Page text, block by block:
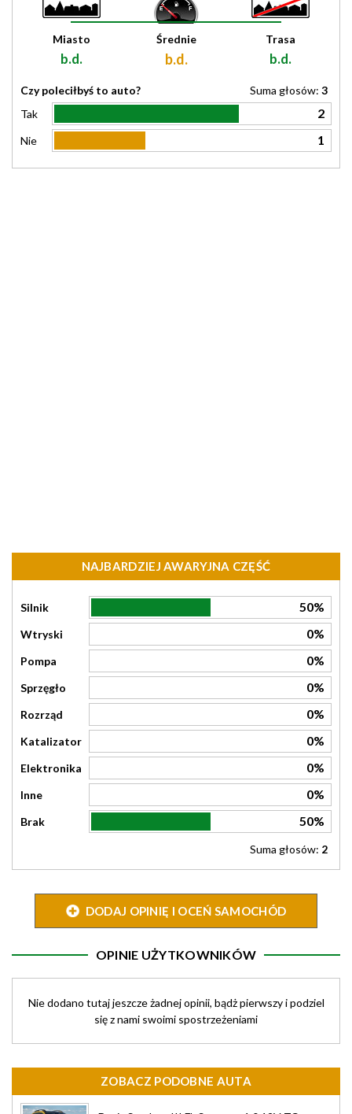
Miasto
b.d.
Średnie
b.d.
Trasa
b.d.
Czy poleciłbyś to auto? Suma głosów: 3
Tak
2
Nie 1
NAJBARDZIEJ AWARYJNA CZĘŚĆ
Silnik 50%
Wtryski 0%
Pompa 0%
Sprzęgło 0%
Rozrząd 0%
Katalizator 0%
Elektronika 0%
Inne 0%
Brak 50%
Suma głosów: 2
DODAJ OPINIĘ I OCEŃ SAMOCHÓD
OPINIE UŻYTKOWNIKÓW
Nie dodano tutaj jeszcze żadnej opinii, bądż pierwszy i podziel
się z nami swoimi spostrzeżeniami
ZOBACZ PODOBNE AUTA